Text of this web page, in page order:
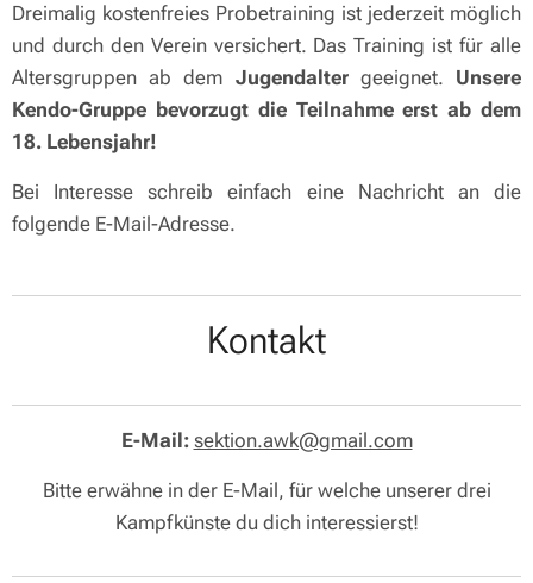
Dreimalig kostenfreies Probetraining ist jederzeit möglich
und durch den Verein versichert. Das Training ist für alle
Altersgruppen ab dem Jugendaltergeeignet. Unsere
Kendo-Gruppe bevorzugt die Teilnahme erst ab dem
18. Lebensjahr!
Bei Interesse schreib einfach eine Nachricht an die
folgende E-Mail-Adresse.
Kontakt
E-Mail: sektion.awk@gmail.com
Bitte erwähne in der E-Mail, für welche unserer drei
Kampfkünste du dich interessierst!